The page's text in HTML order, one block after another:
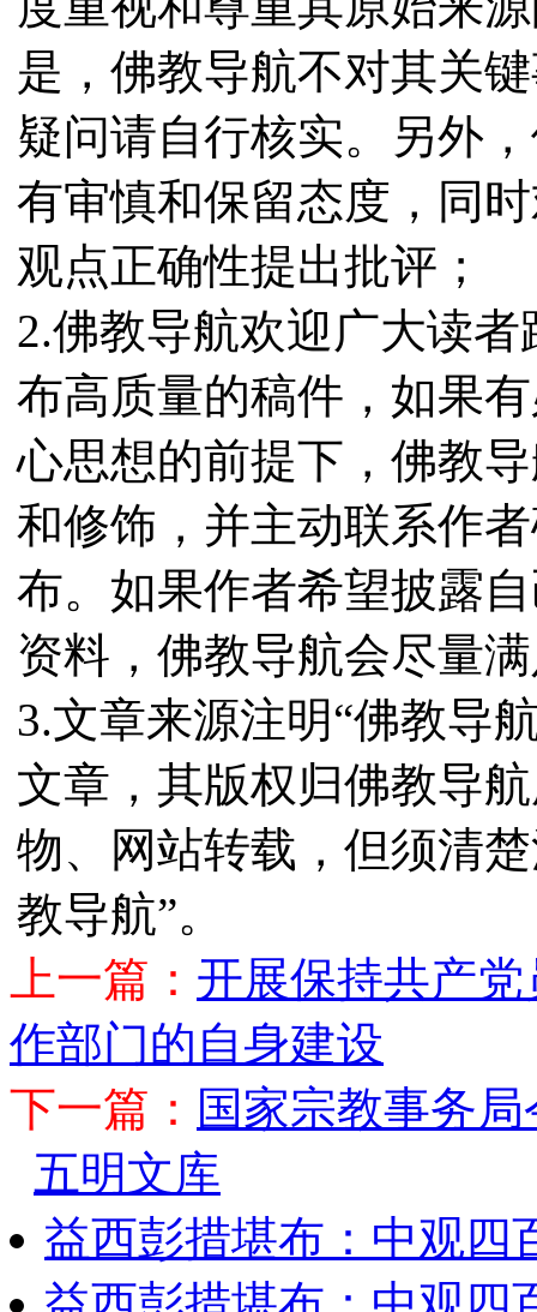
是，佛教导航不对其关
疑问请自行核实。另外
有审慎和保留态度，同
观点正确性提出批评；
2.佛教导航欢迎广大读
布高质量的稿件，如果
心思想的前提下，佛教
和修饰，并主动联系作
布。如果作者希望披露
资料，佛教导航会尽量
3.文章来源注明“佛教导
文章，其版权归佛教导
物、网站转载，但须清
教导航”。
上一篇： 开展保持共产
作部门的自身建设
下一篇： 国家宗教事务
五明文库
益西彭措堪布：中观四